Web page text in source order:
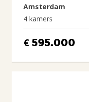
Amsterdam
4 kamers
€ 595.000